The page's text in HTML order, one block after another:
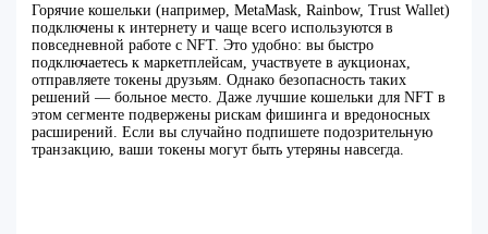
Горячие кошельки (например, MetaMask, Rainbow, Trust Wallet)
подключены к интернету и чаще всего используются в
повседневной работе с NFT. Это удобно: вы быстро
подключаетесь к маркетплейсам, участвуете в аукционах,
отправляете токены друзьям. Однако безопасность таких
решений — больное место. Даже лучшие кошельки для NFT в
этом сегменте подвержены рискам фишинга и вредоносных
расширений. Если вы случайно подпишете подозрительную
транзакцию, ваши токены могут быть утеряны навсегда.